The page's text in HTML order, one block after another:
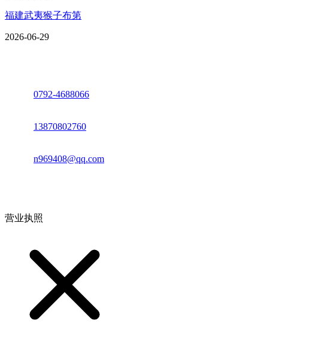
福建武夷猴子布第
2026-06-29
0792-4688066
13870802760
n969408@qq.com
营业执照